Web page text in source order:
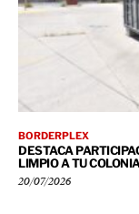
BORDERPLEX
DESTACA
LIMPIO A TU
20/07/2026